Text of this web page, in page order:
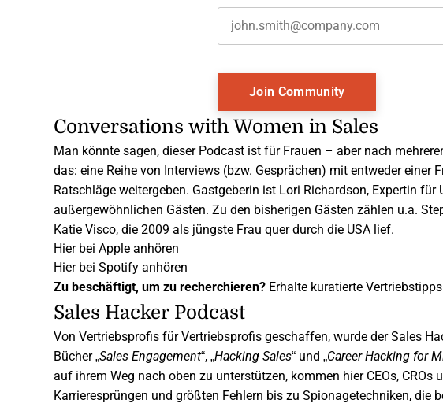
Conversations with Women in Sales
Man könnte sagen, dieser Podcast ist für Frauen – aber nach
das: eine Reihe von Interviews (bzw. Gesprächen) mit entweder
Ratschläge weitergeben. Gastgeberin ist Lori Richardson, Expertin
außergewöhnlichen Gästen. Zu den bisherigen Gästen zählen u.a.
Katie Visco, die 2009 als jüngste Frau quer durch die USA lief.
Hier bei Apple anhören
Hier bei Spotify anhören
Zu beschäftigt, um zu recherchieren? Erhalte kuratierte Vertriebstipps
Sales Hacker Podcast
Von Vertriebsprofis für Vertriebsprofis geschaffen, wurde derSales
Bücher „Sales Engagement“, „Hacking Sales“ und „Career Hacking for
auf ihrem Weg nach oben zu unterstützen, kommen hier CEOs,
Karrieresprüngen und größten Fehlern bis zu Spionagetechniken, die